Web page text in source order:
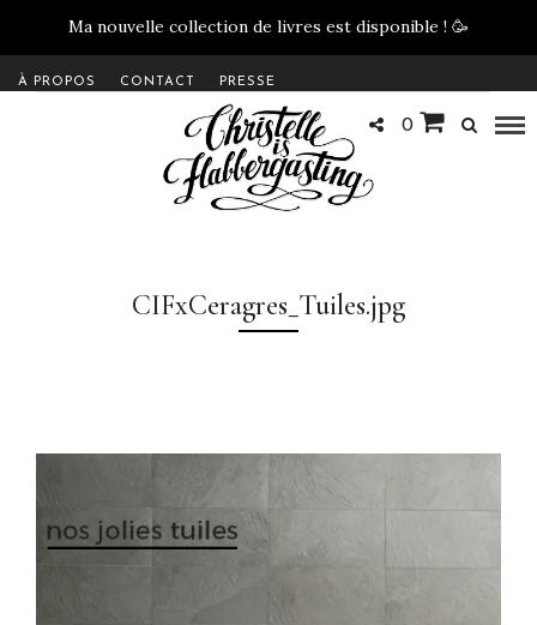
Ma nouvelle collection de livres est disponible ! 🥳
À PROPOS CONTACT PRESSE
0
CIFxCeragres_Tuiles.jpg